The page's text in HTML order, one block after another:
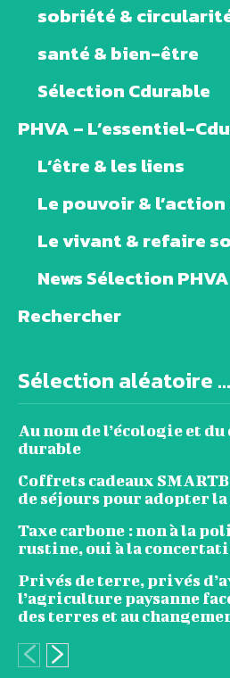
sobriété &
santé & bien-être
Sélection Cdurable
PHVA – L’essentiel-
L’être & les liens
Le pouvoir &
Le vivant & refaire
News Sélection PHVA
Rechercher
Sélection aléatoire ...
Au nom de l’écologie et
durable
Coffrets cadeaux
de séjours pour adopter
Taxe carbone : non à la
rustine, oui à la
Privés de terre, privés
l’agriculture paysanne
des terres et au